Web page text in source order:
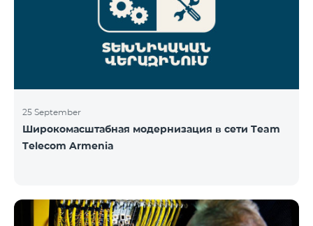
25 September
Широкомасштабная модернизация в сети Team
Telecom Armenia